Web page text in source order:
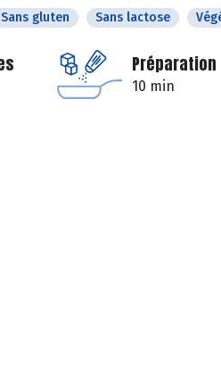
Sans gluten Sans lactose
Préparation
10 min